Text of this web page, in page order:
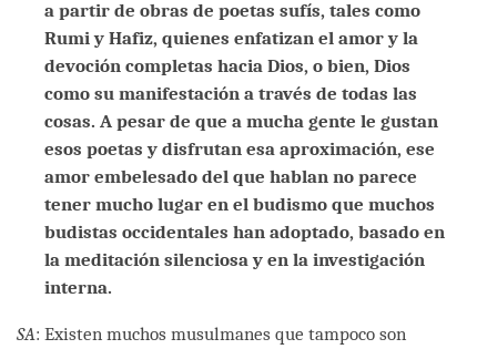
a partir de obras de poetas sufís, tales como
Rumi y Hafiz, quienes enfatizan el amor y la
devoción completas hacia Dios, o bien, Dios
como su manifestación a través de todas las
cosas. A pesar de que a mucha gente le gustan
esos poetas y disfrutan esa aproximación, ese
amor embelesado del que hablan no parece
tener mucho lugar en el budismo que muchos
budistas occidentales han adoptado, basado en
la meditación silenciosa y en la investigación
interna.
SA: Existen muchos musulmanes que tampoco son